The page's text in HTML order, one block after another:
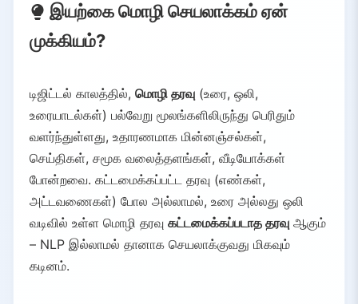
2.6.
தானாக உள்ளடக்கம் உருவாக்குதல்
3. NLP எப்படி செயல்படுகிறது?
சூழல் பகுப்பாய்வு மற்றும் புரிதல்
3.4.
மொழி உருவாக்கம் அல்லது செயல்
4. NLP இல் அணுகுமுறைகள்
4.1. விதி அடிப்படையிலான NLP (1950கள்-1980கள்)
4.2. புள்ளியியல் NLP (1990கள்-2000கள்)
4.3. ஆழ்ந்த கற்றல் NLP (2010கள்-தற்போது)
4.4.
நவீன போக்குகள்: அடித்தளம் மாதிரிகள்
5. NLP இல் சவால்கள் மற்றும் புதிய போக்குகள்
இயற்கை மொழி செயலாக்கம் ஏன்
முக்கியம்?
டிஜிட்டல் காலத்தில், மொழி தரவு (உரை, ஒலி,
உரையாடல்கள்) பல்வேறு மூலங்களிலிருந்து பெரிதும்
வளர்ந்துள்ளது, உதாரணமாக மின்னஞ்சல்கள்,
செய்திகள், சமூக வலைத்தளங்கள், வீடியோக்கள்
போன்றவை. கட்டமைக்கப்பட்ட தரவு (எண்கள்,
அட்டவணைகள்) போல அல்லாமல், உரை அல்லது ஒலி
வடிவில் உள்ள மொழி தரவு கட்டமைக்கப்படாத தரவு ஆகும்
– NLP இல்லாமல் தானாக செயலாக்குவது மிகவும்
கடினம்.